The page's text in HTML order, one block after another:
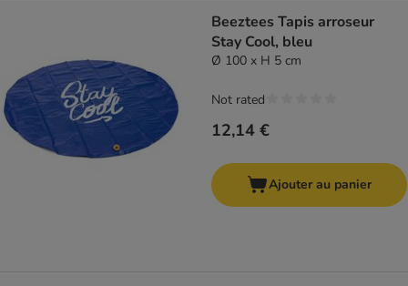
Beeztees Tapis arroseur
Stay Cool, bleu
Ø 100 x H 5 cm
12,14 €
Not rated
Ajouter au panier